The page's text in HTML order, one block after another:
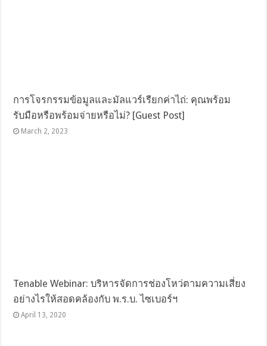
การโจรกรรมข้อมูลและมัลแวร์เรียกค่าไถ่: คุณพร้อม
รับมือหรือพร้อมจ่ายหรือไม่? [Guest Post]
March 2, 2023
Tenable Webinar: บริหารจัดการช่องโหว่ตามความเสี่ยง
อย่างไรให้สอดคล้องกับ พ.ร.บ. ไซเบอร์ฯ
April 13, 2020